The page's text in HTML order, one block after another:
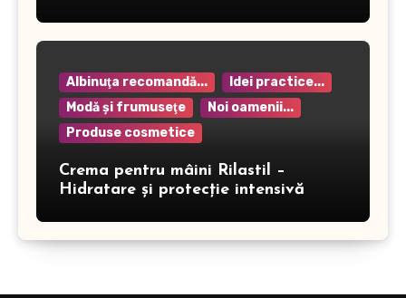
Albinuţa recomandă...
Idei practice...
Modă şi frumuseţe
Noi oamenii...
Produse cosmetice
Crema pentru mâini Rilastil –
Hidratare și protecție intensivă